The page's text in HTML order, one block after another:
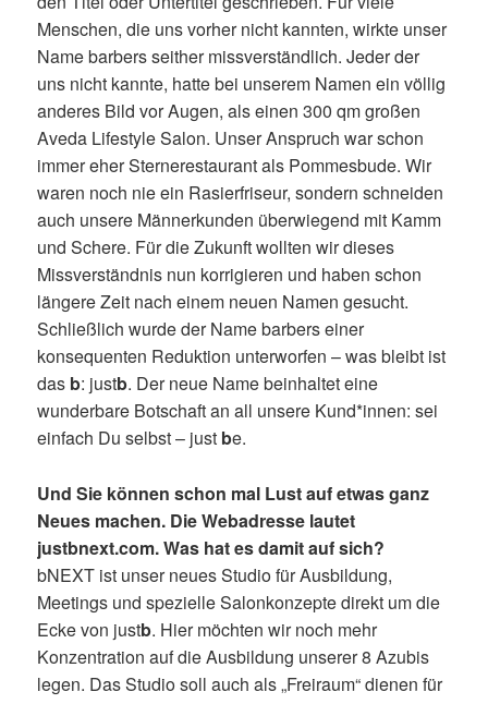
Menschen, die uns vorher nicht kannten, wirkte unser
Name barbers seither missverständlich. Jeder der
uns nicht kannte, hatte bei unserem Namen ein völlig
anderes Bild vor Augen, als einen 300 qm großen
Aveda Lifestyle Salon. Unser Anspruch war schon
immer eher Sternerestaurant als Pommesbude. Wir
waren noch nie ein Rasierfriseur, sondern schneiden
auch unsere Männerkunden überwiegend mit Kamm
und Schere. Für die Zukunft wollten wir dieses
Missverständnis nun korrigieren und haben schon
längere Zeit nach einem neuen Namen gesucht.
Schließlich wurde der Name barbers einer
konsequenten Reduktion unterworfen – was bleibt ist
das b: justb. Der neue Name beinhaltet eine
wunderbare Botschaft an all unsere Kund*innen: sei
einfach Du selbst – just be.
Und Sie können schon mal Lust auf etwas ganz
Neues machen. Die Webadresse lautet
justbnext.com. Was hat es damit auf sich?
bNEXT ist unser neues Studio für Ausbildung,
Meetings und spezielle Salonkonzepte direkt um die
Ecke von justb. Hier möchten wir noch mehr
Konzentration auf die Ausbildung unserer 8 Azubis
legen. Das Studio soll auch als­­­ „Freiraum“ dienen für